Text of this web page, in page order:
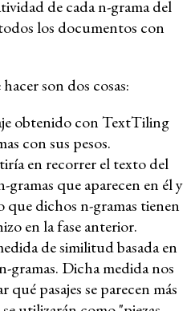
de cada n-grama del
los documentos con
son dos cosas:
obtenido con TextTiling
con sus pesos.
en recorrer el texto del
gramas que aparecen en él y
que dichos n-gramas tienen
en la fase anterior.
de similitud basada en
gramas. Dicha medida nos
pasajes se parecen más